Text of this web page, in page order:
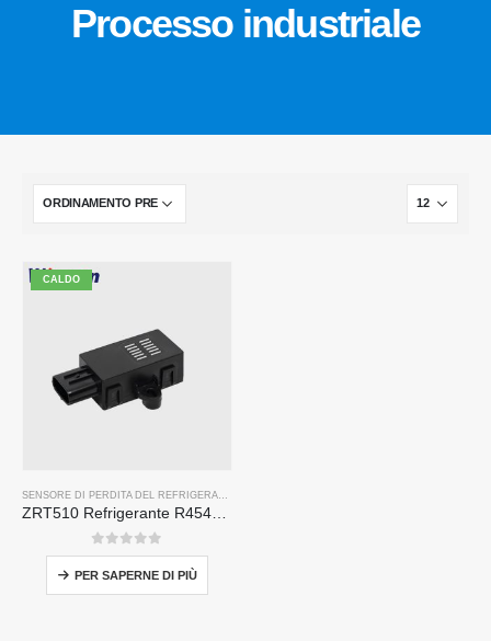
Processo industriale
CALDO
0su 5
PER SAPERNE DI PIÙ